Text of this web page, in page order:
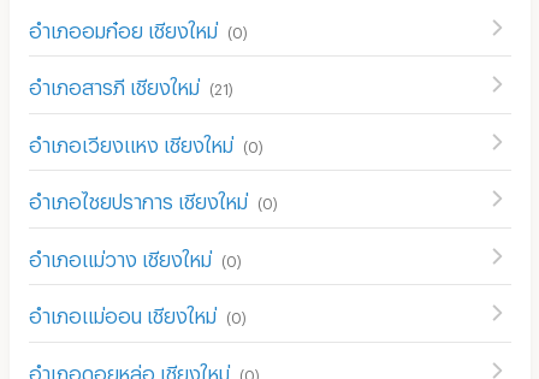
อำเภออมก๋อย เชียงใหม่ (0)
อำเภอสารภี เชียงใหม่ (21)
อำเภอเวียงแหง เชียงใหม่ (0)
อำเภอไชยปราการ เชียงใหม่ (0)
อำเภอแม่วาง เชียงใหม่ (0)
อำเภอแม่ออน เชียงใหม่ (0)
อำเภอดอยหล่อ เชียงใหม่ (0)